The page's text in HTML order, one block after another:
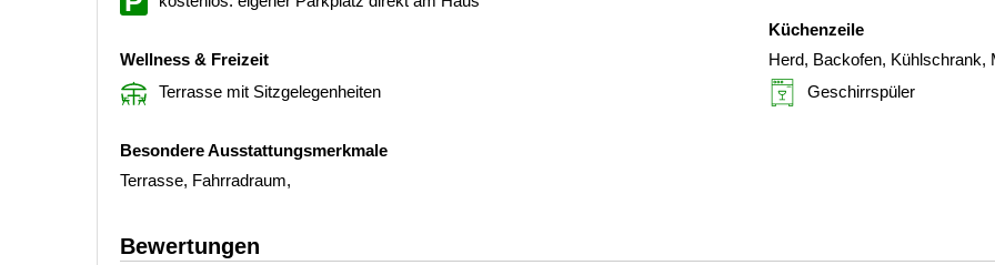
Wellness & Freizeit
Terrasse mit Sitzgelegenheiten
Besondere Ausstattungsmerkmale
Terrasse, Fahrradraum,
Küchenzeile
Herd, Backofen, Kühlschrank,
Geschirrspüler
Bewertungen